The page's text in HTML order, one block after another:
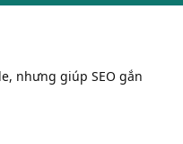
nhưng giúp SEO gắn